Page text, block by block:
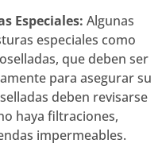
Especiales: Algunas
especiales como
que deben ser
para asegurar su
deben revisarse
haya filtraciones,
impermeables.